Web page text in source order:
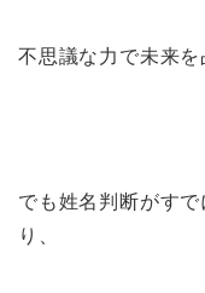
不思議な力で未来を
でも姓名判断がす
り、